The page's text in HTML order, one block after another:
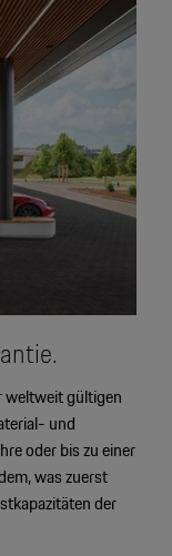
beim
des
weltweit gültigen
und
oder bis zu einer
was zuerst
der